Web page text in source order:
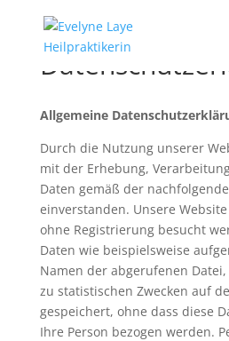
Allgemeine
Durch die Nutzung unserer
mit der Erhebung,
Daten gemäß der
einverstanden. Unsere
ohne Registrierung besucht
Daten wie beispielsweise
Namen der abgerufenen
zu statistischen Zwecken auf
gespeichert, ohne dass diese
Ihre Person bezogen werden.